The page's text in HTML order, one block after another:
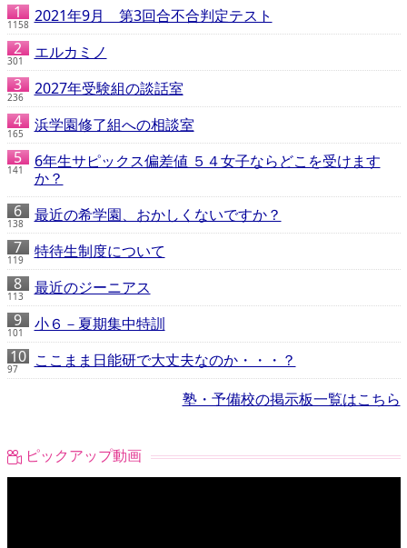
1158 2021年9月 第3回合不合判定テスト
301 エルカミノ
236 2027年受験組の談話室
165 浜学園修了組への相談室
141
6年生サピックス偏差値 ５４女子ならどこを受けます
か？
138 最近の希学園、おかしくないですか？
119 特待生制度について
113 最近のジーニアス
101 小６－夏期集中特訓
97
ここまま日能研で大丈夫なのか・・・？
塾・予備校の掲示板一覧はこちら
ピックアップ動画